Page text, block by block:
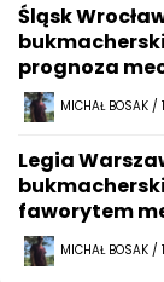
Śląsk
prognoza
MICHAŁ BOSAK /
Legia
faworytem
MICHAŁ BOSAK /